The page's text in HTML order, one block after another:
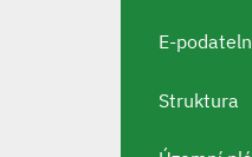
E-
Struktura